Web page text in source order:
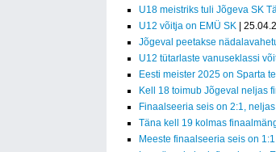
U18 meistriks tuli Jõgeva SK
U12 võitja on EMÜ SK |
Jõgeval peetakse
U12 tütarlaste vanuseklassi
Eesti meister 2025 on Sparta
Kell 18 toimub Jõgeval neljas
Finaalseeria seis on 2:1,
Täna kell 19 kolmas
Meeste finaalseeria seis on 1:1